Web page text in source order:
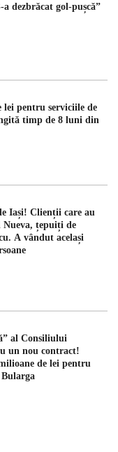
dezbrăcat gol-pușcă”
lei pentru serviciile de
timp de 8 luni din
Iași! Clienții care au
țepuiți de
A vândut același
al Consiliului
un nou contract!
de lei pentru